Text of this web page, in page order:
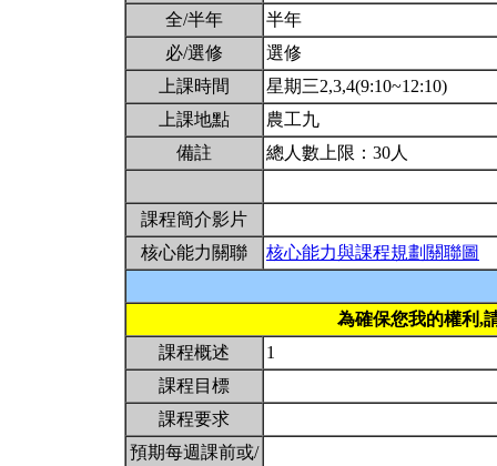
全/半年
半年
必/選修
選修
上課時間
星期三2,3,4(9:10~12:10)
上課地點
農工九
備註
總人數上限：30人
課程簡介影片
核心能力關聯
核心能力與課程規劃關聯圖
為確保您我的權利,
課程概述
1
課程目標
課程要求
預期每週課前或/